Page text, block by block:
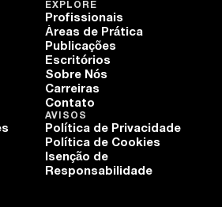
EXPLORE
Profissionais
Áreas de Prática
Publicações
Escritórios
Sobre Nós
Carreiras
Contato
AVISOS
Política de Privacidade
Política de Cookies
Isenção de
Responsabilidade